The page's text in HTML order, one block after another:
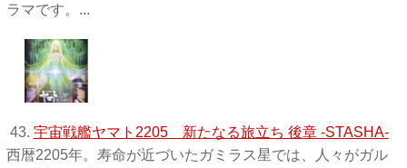
ラマです。...
43. 宇宙戦艦ヤマト2205 新たなる旅立ち 後章 -STASHA-
西暦2205年。寿命が近づいたガミラス星では、人々がガル